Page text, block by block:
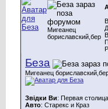
Мигеанец
бориславский,бер
Беза
Мигеанец
Звідки Ви: Первая столица
Авто: Старекс и Краз